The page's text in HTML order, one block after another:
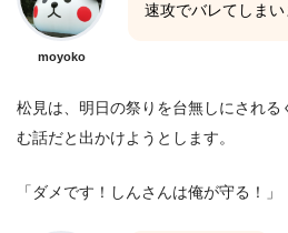
moyoko
速攻でバレてしまい
松見は、明日の祭りを台無しにされ
む話だと出かけようとします。
「ダメです！しんさんは俺が守る！」